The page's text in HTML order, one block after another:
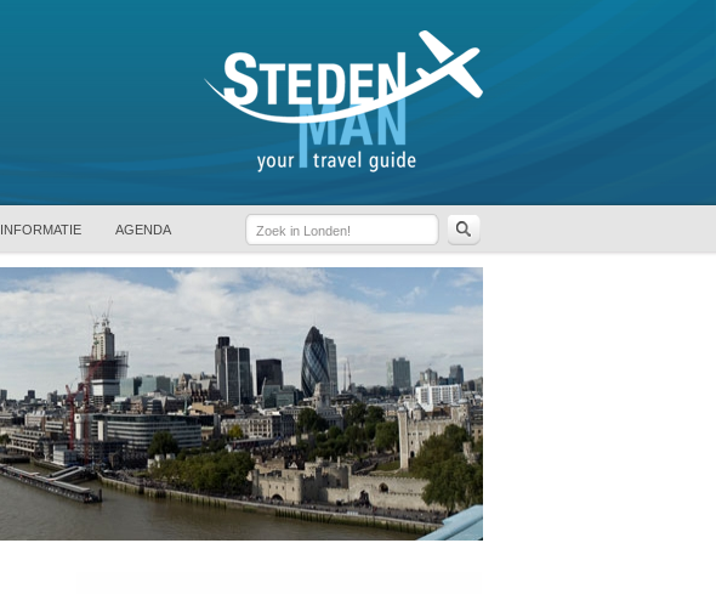
INFORMATIE AGENDA